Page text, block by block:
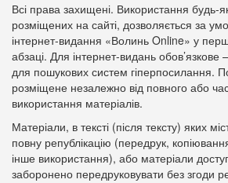
Всі права захищені. Використання будь-
розміщених на сайті, дозволяється за
інтернет-видання «Волинь Online» у
абзаці. Для інтернет-видань
для пошукових систем гіперпосилання.
розміщене незалежно від повного або
використання матеріалів.
Матеріали, в тексті (після тексту) яких
повну републікацію (передрук,
інше використання), або матеріали
заборонено передруковувати без згоди